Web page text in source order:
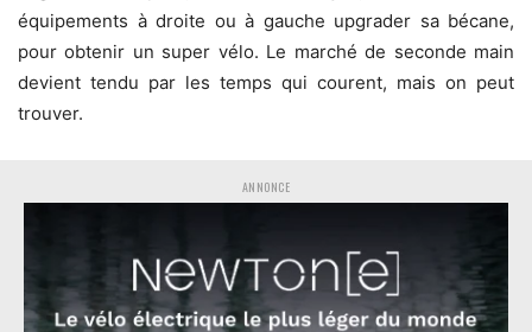
équipements à droite ou à gauche upgrader sa bécane,
pour obtenir un super vélo. Le marché de seconde main
devient tendu par les temps qui courent, mais on peut
trouver.
ANNONCE